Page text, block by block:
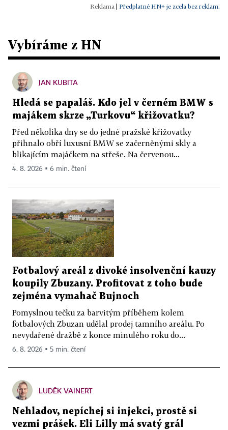
Předplatné HN+ je zcela bez reklam.
Vybíráme z HN
JAN KUBITA
Hledá se papaláš. Kdo jel v černém BMW s
majákem skrze „Turkovu“ křižovatku?
Před několika dny se do jedné pražské křižovatky
přihnalo obří luxusní BMW se začerněnými skly a
blikajícím majáčkem na střeše. Na červenou...
4. 8. 2026 ▪ 6 min. čtení
Fotbalový areál z divoké insolvenční kauzy
koupily Zbuzany. Profitovat z toho bude
zejména vymahač Bujnoch
Pomyslnou tečku za barvitým příběhem kolem
fotbalových Zbuzan udělal prodej tamního areálu. Po
nevydařené dražbě z konce minulého roku do...
6. 8. 2026 ▪ 5 min. čtení
LUDĚK VAINERT
Nehladov, nepíchej si injekci, prostě si
vezmi prášek. Eli Lilly má svatý grál